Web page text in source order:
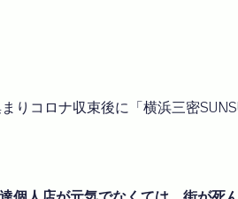
りコロナ収束後に「横浜三密